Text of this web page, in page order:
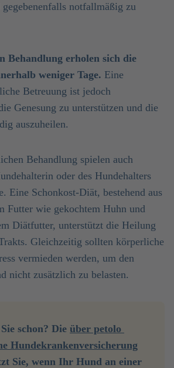
gegebenenfalls notfallmäßig zu
Behandlung erholen sich die
weniger Tage. Eine
Betreuung ist jedoch
Genesung zu unterstützen und die
auszuheilen.
Behandlung spielen auch
oder des Hundehalters
Eine Schonkost-Diät, bestehend aus
Futter wie gekochtem Huhn und
Diätfutter, unterstützt die Heilung
Gleichzeitig sollten körperliche
vermieden werden, um den
nicht zusätzlich zu belasten.
schon? Die über petolo
Hundekrankenversicherung
Sie, wenn Ihr Hund an einer